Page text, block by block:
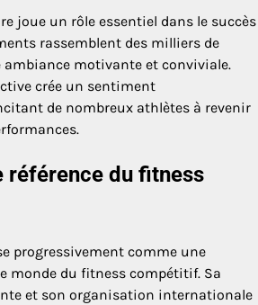
joue un rôle essentiel dans le succès
rassemblent des milliers de
motivante et conviviale.
crée un sentiment
de nombreux athlètes à revenir
référence du fitness
progressivement comme une
monde du fitness compétitif. Sa
et son organisation internationale